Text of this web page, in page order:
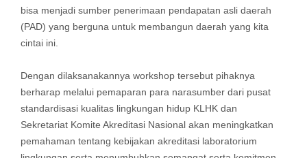
bisa menjadi sumber penerimaan pendapatan asli daerah
(PAD) yang berguna untuk membangun daerah yang kita
cintai ini.
Dengan dilaksanakannya workshop tersebut pihaknya
berharap melalui pemaparan para narasumber dari pusat
standardisasi kualitas lingkungan hidup KLHK dan
Sekretariat Komite Akreditasi Nasional akan meningkatkan
pemahaman tentang kebijakan akreditasi laboratorium